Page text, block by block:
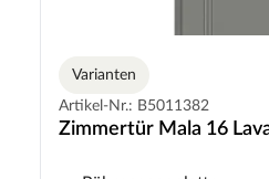
Varianten
Artikel-Nr.: B5011382
Zimmertür Mala 16